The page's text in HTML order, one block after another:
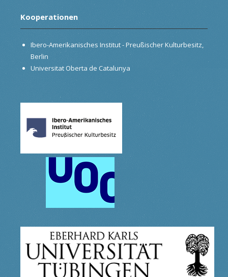
Kooperationen
Ibero-Amerikanisches Institut - Preußischer Kulturbesitz,
Berlin
Universitat Oberta de Catalunya